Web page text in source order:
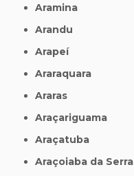
Aramina
Arandu
Arapeí
Araraquara
Araras
Araçariguama
Araçatuba
Araçoiaba da Serra